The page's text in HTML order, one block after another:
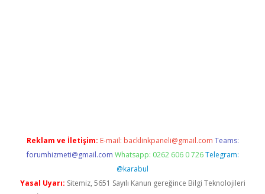
Reklam ve İletişim: E-mail: backlinkpaneli@gmail.com Teams:
forumhizmeti@gmail.com Whatsapp: 0262 606 0 726 Telegram:
@karabul
Yasal Uyarı: Sitemiz, 5651 Sayılı Kanun gereğince Bilgi Teknolojileri